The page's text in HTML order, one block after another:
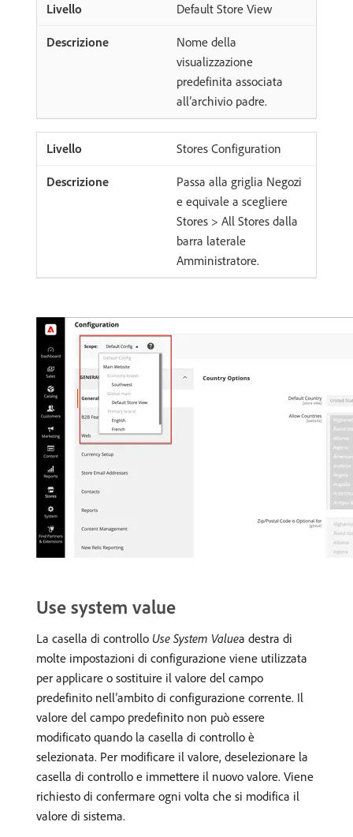
Default Store View
Nome della
visualizzazione
predefinita associata
all’archivio padre.
Stores Configuration
Passa alla griglia Negozi
e equivale a scegliere
Stores > All Stores dalla
barra laterale
Amministratore.
Use system value
La casella di controllo Use System Value​a destra di
molte impostazioni di configurazione viene utilizzata
per applicare o sostituire il valore del campo
predefinito nell’ambito di configurazione corrente. Il
valore del campo predefinito non può essere
modificato quando la casella di controllo è
selezionata. Per modificare il valore, deselezionare la
casella di controllo e immettere il nuovo valore. Viene
richiesto di confermare ogni volta che si modifica il
valore di sistema.